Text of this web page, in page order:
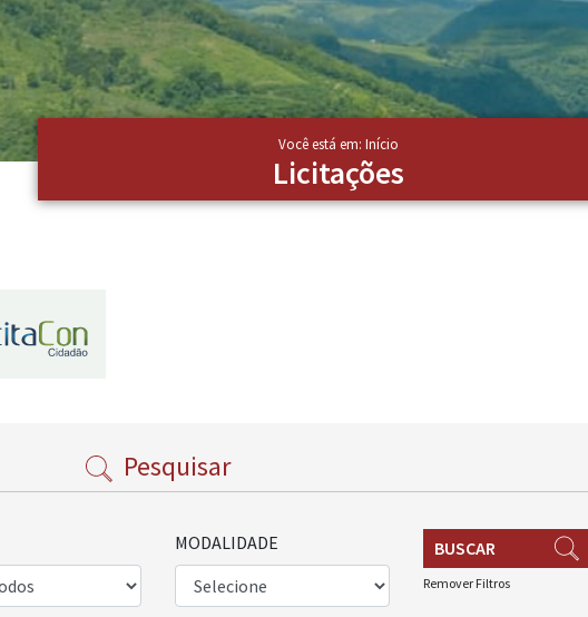
Você está em: Início
Licitações
Pesquisar
MODALIDADE BUSCAR
Remover Filtros